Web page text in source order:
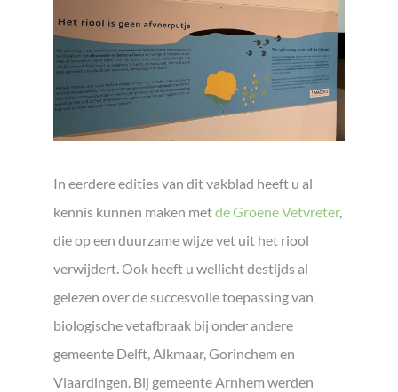
In eerdere edities van dit vakblad heeft u al
kennis kunnen maken metde Groene Vetvreter,
die op een duurzame wijze vet uit het riool
verwijdert. Ook heeft u wellicht destijds al
gelezen over de succesvolle toepassing van
biologische vetafbraak bij onder andere
gemeente Delft, Alkmaar, Gorinchem en
Vlaardingen. Bij gemeente Arnhem werden